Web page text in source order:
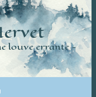
louve errante